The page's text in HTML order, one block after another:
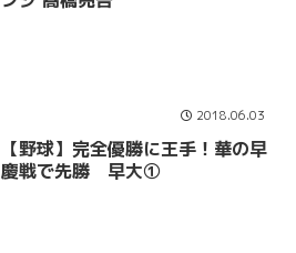
2018.06.03
【野球】完全優勝に王手！華の早
慶戦で先勝 早大①